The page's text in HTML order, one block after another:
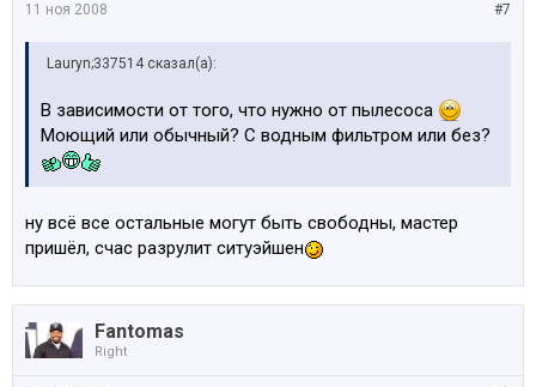
#7
11 ноя 2008
Lauryn;337514 сказал(а):
В зависимости от того, что нужно от пылесоса
Моющий или обычный? С водным фильтром или без?
ну всё все остальные могут быть свободны, мастер
пришёл, счас разрулит ситуэйшен
Fantomas
Right